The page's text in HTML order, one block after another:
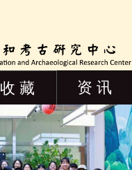
收 藏 资 讯